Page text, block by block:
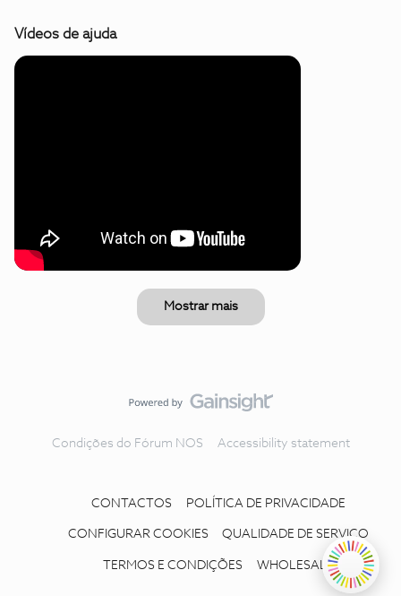
Vídeos de ajuda
Mostrar mais
Condições do Fórum NOS Accessibility statement
CONTACTOS POLÍTICA DE PRIVACIDADE
CONFIGURAR COOKIES QUALIDADE DE SERVIÇO
TERMOS E CONDIÇÕES WHOLESALE